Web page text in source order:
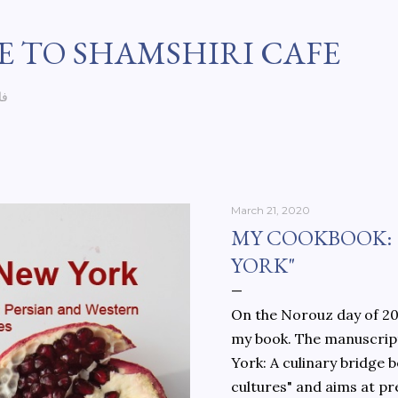
TO SHAMSHIRI CAFE
March 21, 2020
MY
YORK"
On the Norouz day of
my book. The
York: A culinary bridge
cultures" and aims at